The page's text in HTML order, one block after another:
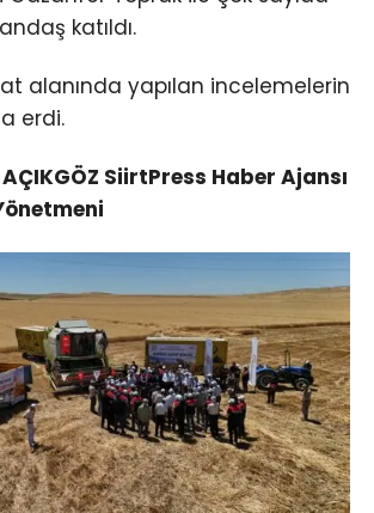
katıldı.
alanında yapılan incelemelerin
erdi.
SiirtPress Haber Ajansı